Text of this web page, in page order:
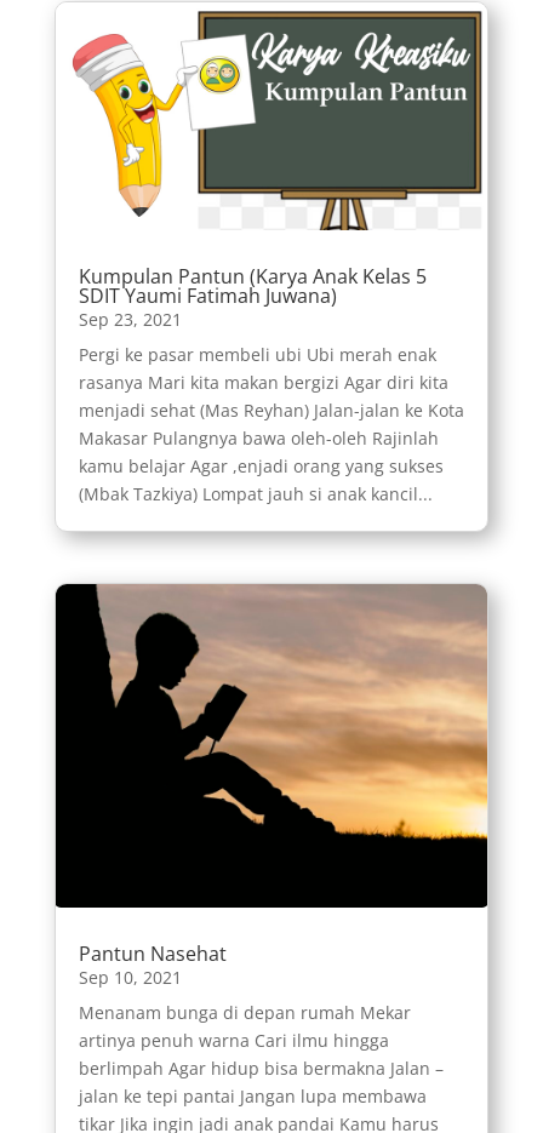
Kumpulan Pantun (Karya Anak Kelas 5
SDIT Yaumi Fatimah Juwana)
Sep 23, 2021
Pergi ke pasar membeli ubi Ubi merah enak
rasanya Mari kita makan bergizi Agar diri kita
menjadi sehat (Mas Reyhan) Jalan-jalan ke Kota
Makasar Pulangnya bawa oleh-oleh Rajinlah
kamu belajar Agar ,enjadi orang yang sukses
(Mbak Tazkiya) Lompat jauh si anak kancil...
Pantun Nasehat
Sep 10, 2021
Menanam bunga di depan rumah Mekar
artinya penuh warna Cari ilmu hingga
berlimpah Agar hidup bisa bermakna Jalan –
jalan ke tepi pantai Jangan lupa membawa
tikar Jika ingin jadi anak pandai Kamu harus